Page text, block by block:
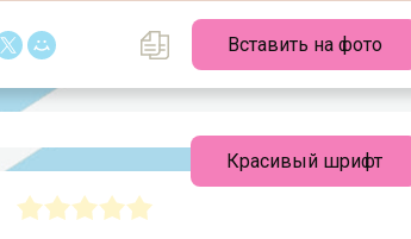
Вставить на фото
Красивый шрифт